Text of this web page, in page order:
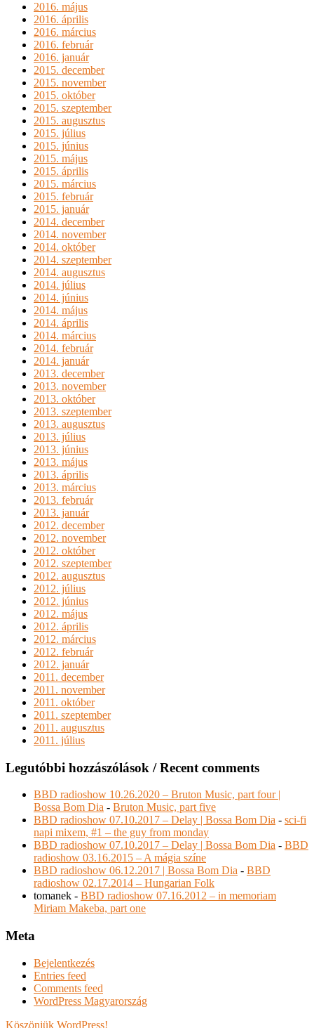
2016. május
2016. április
2016. március
2016. február
2016. január
2015. december
2015. november
2015. október
2015. szeptember
2015. augusztus
2015. július
2015. június
2015. május
2015. április
2015. március
2015. február
2015. január
2014. december
2014. november
2014. október
2014. szeptember
2014. augusztus
2014. július
2014. június
2014. május
2014. április
2014. március
2014. február
2014. január
2013. december
2013. november
2013. október
2013. szeptember
2013. augusztus
2013. július
2013. június
2013. május
2013. április
2013. március
2013. február
2013. január
2012. december
2012. november
2012. október
2012. szeptember
2012. augusztus
2012. július
2012. június
2012. május
2012. április
2012. március
2012. február
2012. január
2011. december
2011. november
2011. október
2011. szeptember
2011. augusztus
2011. július
Legutóbbi hozzászólások / Recent comments
BBD radioshow 10.26.2020 – Bruton Music, part four |
Bossa Bom Dia - Bruton Music, part five
BBD radioshow 07.10.2017 – Delay | Bossa Bom Dia - sci-fi
napi mixem, #1 – the guy from monday
BBD radioshow 07.10.2017 – Delay | Bossa Bom Dia - BBD
radioshow 03.16.2015 – A mágia színe
BBD radioshow 06.12.2017 | Bossa Bom Dia - BBD
radioshow 02.17.2014 – Hungarian Folk
tomanek - BBD radioshow 07.16.2012 – in memoriam
Miriam Makeba, part one
Meta
Bejelentkezés
Entries feed
Comments feed
WordPress Magyarország
Köszönjük WordPress!